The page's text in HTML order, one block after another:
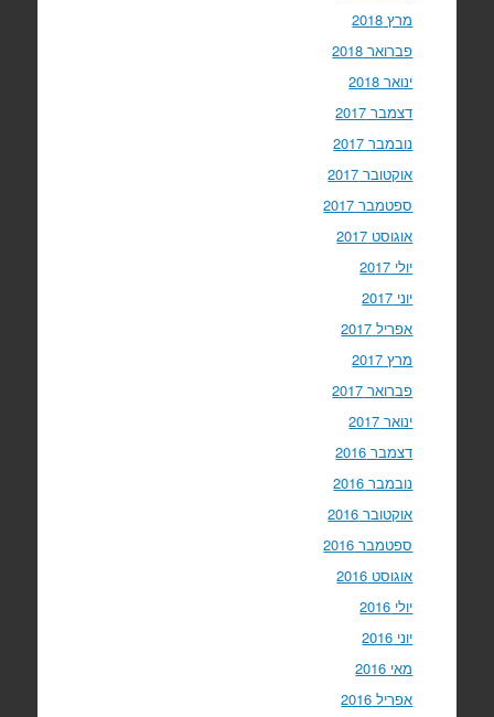
מרץ 2018
פברואר 2018
ינואר 2018
דצמבר 2017
נובמבר 2017
אוקטובר 2017
ספטמבר 2017
אוגוסט 2017
יולי 2017
יוני 2017
אפריל 2017
מרץ 2017
פברואר 2017
ינואר 2017
דצמבר 2016
נובמבר 2016
אוקטובר 2016
ספטמבר 2016
אוגוסט 2016
יולי 2016
יוני 2016
מאי 2016
אפריל 2016